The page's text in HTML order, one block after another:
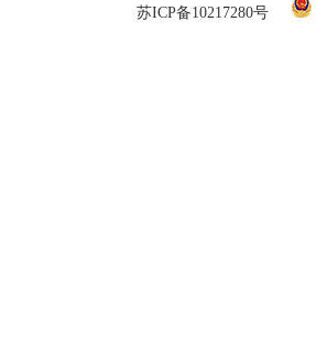
苏ICP备10217280号